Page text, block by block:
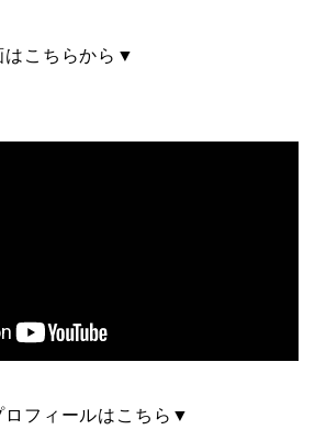
はこちらから▼
フィールはこちら▼